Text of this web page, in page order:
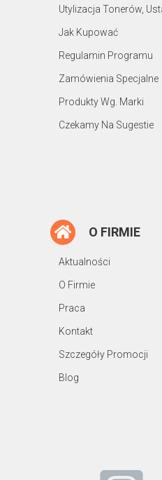
Utylizacja Tonerów,
Jak Kupować
Regulamin Programu
Zamówienia Specjalne
Produkty Wg. Marki
Czekamy Na Sugestie
O FIRMIE
Aktualności
O Firmie
Praca
Kontakt
Szczegóły Promocji
Blog